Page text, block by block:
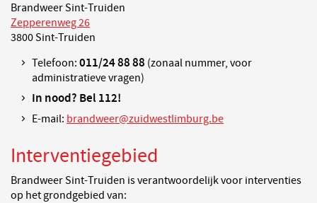
Brandweer Sint-Truiden
Zepperenweg 26
3800 Sint-Truiden
Telefoon: 011/24 88 88 (zonaal nummer, voor
administratieve vragen)
In nood? Bel 112!
E-mail: brandweer@zuidwestlimburg.be
Interventiegebied
Brandweer Sint-Truiden is verantwoordelijk voor interventies
op het grondgebied van: